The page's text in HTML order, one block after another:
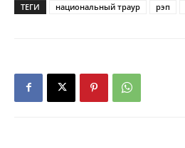
ТЕГИ национальный траур рэп